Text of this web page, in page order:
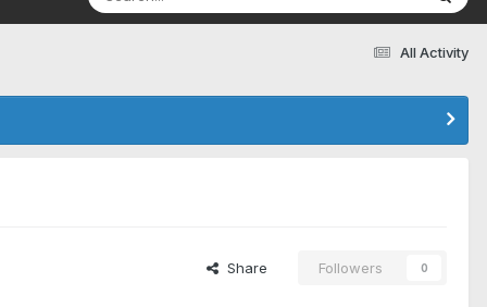
All Activity
Share Followers 0